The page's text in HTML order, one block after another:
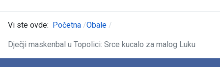
Vi ste ovde: Početna Obale
Dječji maskenbal u Topolici: Srce kucalo za malog Luku